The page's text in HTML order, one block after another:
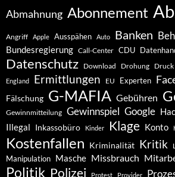
Abmahnung Abonnement
Angriff Apple Ausspähen Auto Banken
Bundesregierung Call-Center CDU
Datenschutz Download Drohung Druck
England Ermittlungen EU Experten
Fälschung G-MAFIA Gebühren
Gewinnmitteilung Gewinnspiel Google
Illegal Inkassobüro Kinder Klage Konto
Kostenfallen Kriminalität Kritik
Manipulation Masche Missbrauch
Politik Polizei Protest Provider